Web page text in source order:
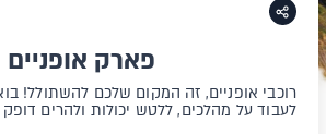
פארק אופניים
רוכבי אופניים, זה המקום שלכם להשתולל!
לעבוד על מהלכים, ללטש יכולות ולהרים